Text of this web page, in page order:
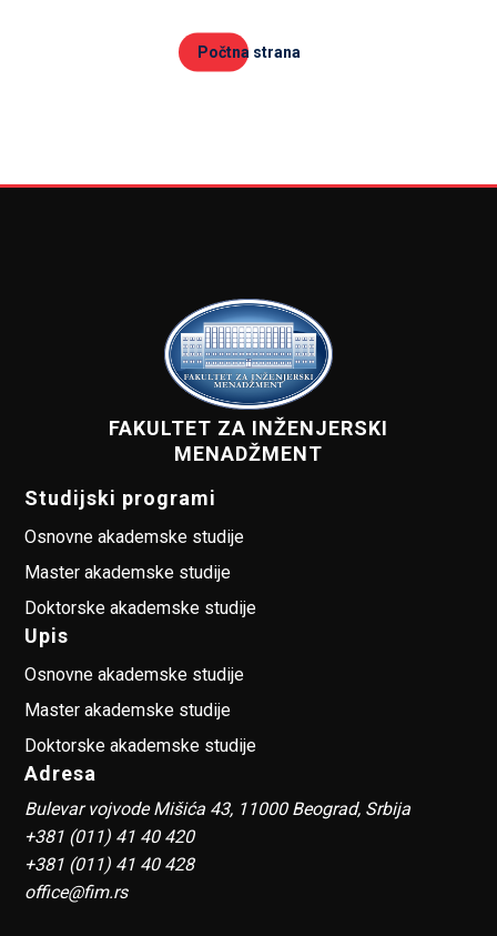
Počtna strana
FAKULTET ZA INŽENJERSKI
MENADŽMENT
Studijski programi
Osnovne akademske studije
Master akademske studije
Doktorske akademske studije
Upis
Osnovne akademske studije
Master akademske studije
Doktorske akademske studije
Adresa
Bulevar vojvode Mišića 43, 11000 Beograd, Srbija
+381 (011) 41 40 420
+381 (011) 41 40 428
office@fim.rs